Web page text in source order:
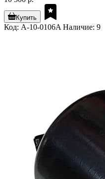
Купить
Код: A-10-0106A Наличие: 9